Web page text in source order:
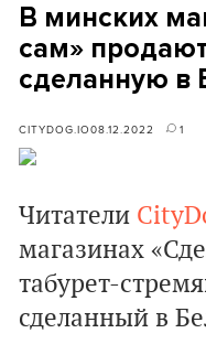
В минских
сам»
сделанную в
CITYDOG.IO08.12.2022 1
Читатели
магазинах
табурет-
сделанный в